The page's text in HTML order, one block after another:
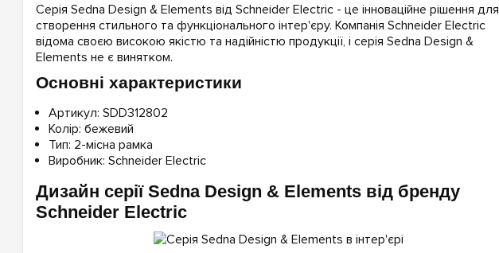
Серія Sedna Design & Elements від Schneider Electric - це інноваційне рішення для
створення стильного та функціонального інтер'єру. Компанія Schneider Electric
відома своєю високою якістю та надійністю продукції, і серія Sedna Design &
Elements не є винятком.
Основні характеристики
Артикул: SDD312802
Колір: бежевий
Тип: 2-місна рамка
Виробник: Schneider Electric
Дизайн серії Sedna Design & Elements від бренду
Schneider Electric